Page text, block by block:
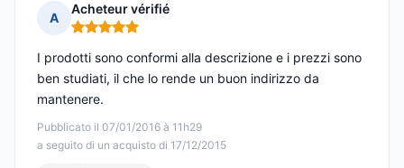
A
Acheteur vérifié
Nota: 5 su 5
Pubblicato il 07/01/2016 à 11h29
a seguito di un acquisto di 17/12/2015
I prodotti sono conformi alla descrizione e i prezzi sono
ben studiati, il che lo rende un buon indirizzo da
mantenere.